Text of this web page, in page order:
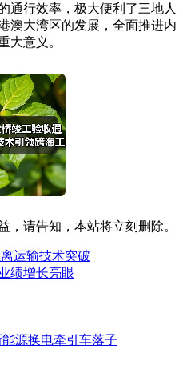
通行效率，极大便利了三地人
澳大湾区的发展，全面推进内
大意义。
，请告知，本站将立刻删除。
运输技术突破
绩增长亮眼